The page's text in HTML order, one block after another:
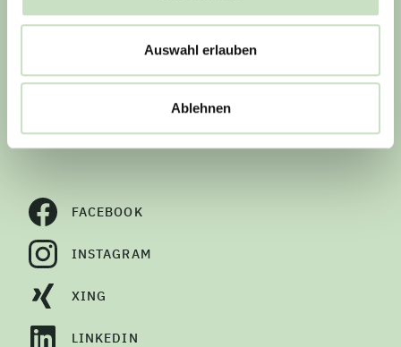
Auswahl erlauben
Ablehnen
BILDNACHWEISE
VERTRAG WIDERRUFEN
Social Media
FACEBOOK
INSTAGRAM
XING
LINKEDIN